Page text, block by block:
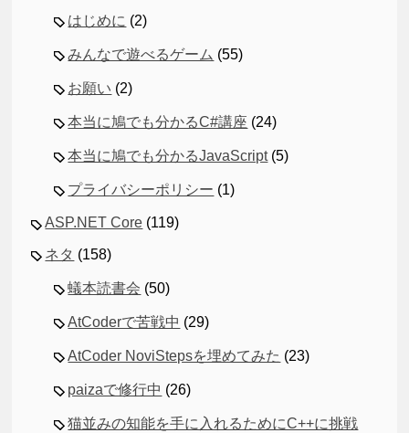
はじめに (2)
みんなで遊べるゲーム (55)
お願い (2)
本当に鳩でも分かるC#講座 (24)
本当に鳩でも分かるJavaScript(5)
プライバシーポリシー (1)
ASP.NET Core (119)
ネタ (158)
蟻本読書会 (50)
AtCoderで苦戦中 (29)
AtCoder NoviStepsを埋めてみた (23)
paizaで修行中 (26)
猫並みの知能を手に入れるためにC++に挑戦